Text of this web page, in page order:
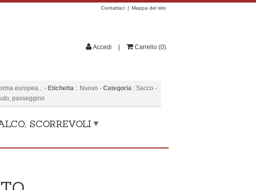
Contattaci Mappa del sito
europea... - Etichetta : Nuovo - Categoria : Sacco -
passeggino
SCORREVOLI
Accedi Carrello (0)